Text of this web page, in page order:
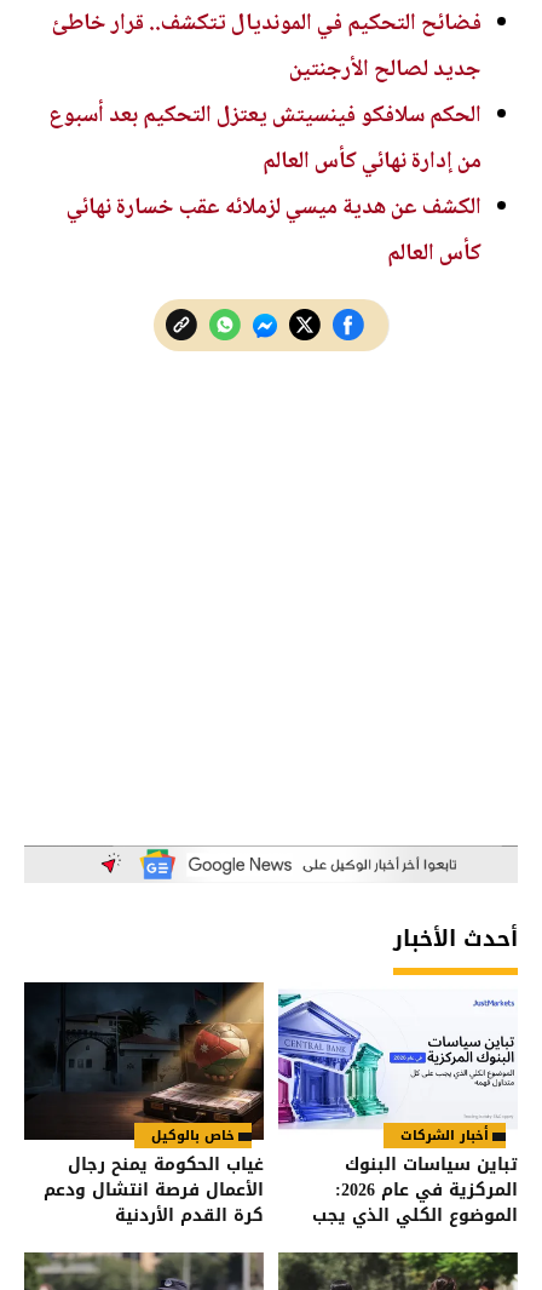
فضائح التحكيم في المونديال تتكشف.. قرار خاطئ
جديد لصالح الأرجنتين
الحكم سلافكو فينسيتش يعتزل التحكيم بعد أسبوع
من إدارة نهائي كأس العالم
الكشف عن هدية ميسي لزملائه عقب خسارة نهائي
كأس العالم
أحدث الأخبار
أخبار الشركات
تباين سياسات البنوك
المركزية في عام 2026:
الموضوع الكلي الذي يجب
خاص بالوكيل
غياب الحكومة يمنح رجال
الأعمال فرصة انتشال ودعم
كرة القدم الأردنية